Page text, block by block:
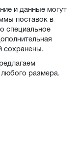
и данные могут
поставок в
специальное
сохранены.
размера.